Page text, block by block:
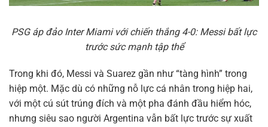
PSG áp đảo Inter Miami với chiến thắng 4-0: Messi bất lực
trước sức mạnh tập thể
Trong khi đó, Messi và Suarez gần như “tàng hình” trong
hiệp một. Mặc dù có những nỗ lực cá nhân trong hiệp hai,
với một cú sút trúng đích và một pha đánh đầu hiểm hóc,
nhưng siêu sao người Argentina vẫn bất lực trước sự xuất